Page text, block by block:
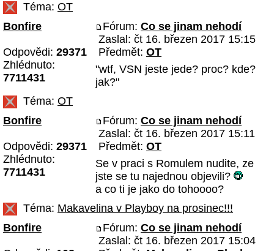
Téma: OT
Bonfire
Odpovědi: 29371
Zhlédnuto:
7711431
Fórum: Co se jinam nehodí
Zaslal: čt 16. březen 2017 15:15
Předmět: OT
"wtf, VSN jeste jede? proc? kde?
jak?"
Téma: OT
Bonfire
Odpovědi: 29371
Zhlédnuto:
7711431
Fórum: Co se jinam nehodí
Zaslal: čt 16. březen 2017 15:11
Předmět: OT
Se v praci s Romulem nudite, ze
jste se tu najednou objevili?
a co ti je jako do tohoooo?
Téma: Makavelina v Playboy na prosinec!!!
Bonfire
Fórum: Co se jinam nehodí
Zaslal: čt 16. březen 2017 15:04